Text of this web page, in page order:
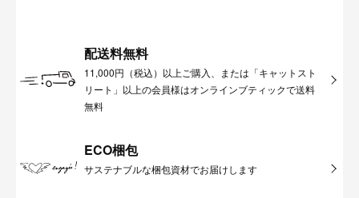
配送料無料
11,000円（税込）以上ご購入、または「キャットスト
リート」以上の会員様はオンラインブティックで送料
無料
ECO梱包
サステナブルな梱包資材でお届けします